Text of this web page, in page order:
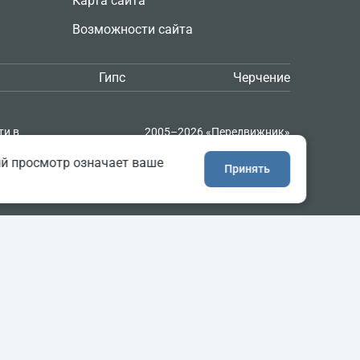
Возможности сайта
Гипс Черчение
в
2005–2026 «Передвижник»
Progressive Media
просмотр означает ваше
Принять